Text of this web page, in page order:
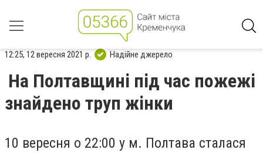
12:25, 12 вересня 2021 р. Надійне джерело
На Полтавщині під час пожежі
знайдено труп жінки
10 вересня о 22:00 у м. Полтава сталася